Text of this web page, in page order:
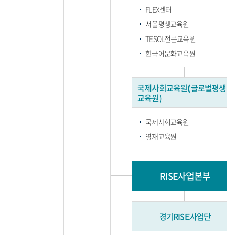
FLEX센터
서울평생교육원
TESOL전문교육원
한국어문화교육원
국제사회교육원(글로벌평생
교육원)
국제사회교육원
영재교육원
RISE사업본부
경기RISE사업단